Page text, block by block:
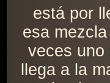
está por
esa
veces uno
llega a la